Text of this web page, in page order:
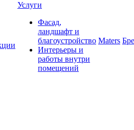
Услуги
Фасад,
ландшафт и
благоустройство
Интерьеры и
работы внутри
помещений
Maters